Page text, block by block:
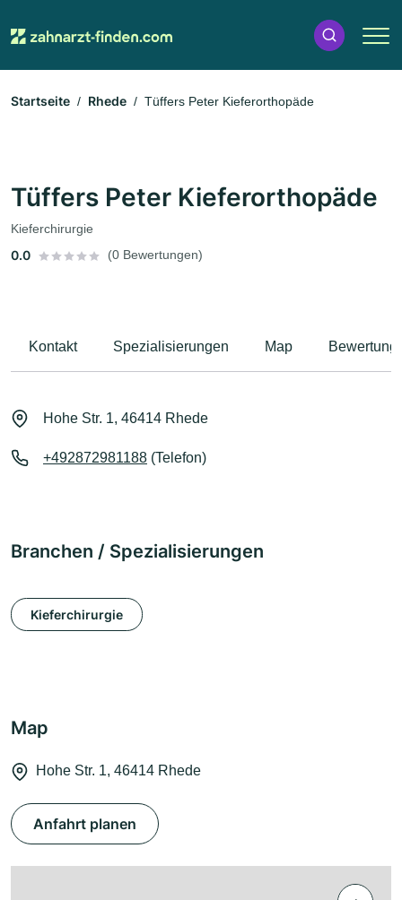
Startseite Rhede Tüffers Peter Kieferorthopäde
Tüffers Peter Kieferorthopäde
Kieferchirurgie
0.0 (0 Bewertungen)
Kontakt Spezialisierungen Map
Hohe Str. 1, 46414 Rhede
+492872981188 (Telefon)
Branchen / Spezialisierungen
Kieferchirurgie
Map
Hohe Str. 1, 46414 Rhede
Anfahrt planen